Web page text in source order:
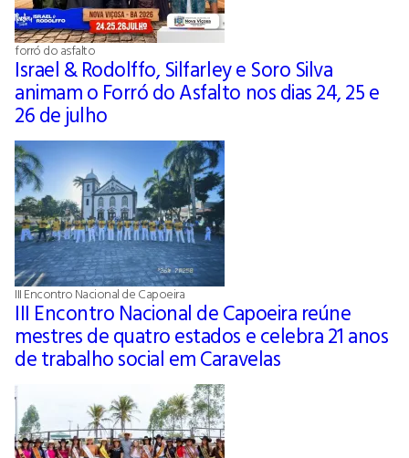
forró do asfalto
Israel & Rodolffo, Silfarley e Soro Silva
animam o Forró do Asfalto nos dias 24, 25 e
26 de julho
III Encontro Nacional de Capoeira
III Encontro Nacional de Capoeira reúne
mestres de quatro estados e celebra 21 anos
de trabalho social em Caravelas